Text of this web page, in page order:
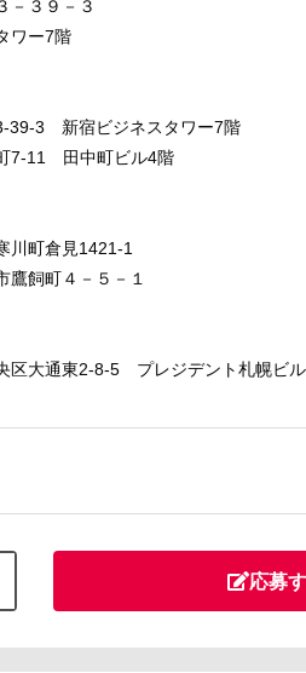
－３９－３
7階
39-3 新宿ビジネスタワー7階
7-11 田中町ビル4階
川町倉見1421-1
飼町４－５－１
区大通東2-8-5 プレジデント札幌ビ
応募